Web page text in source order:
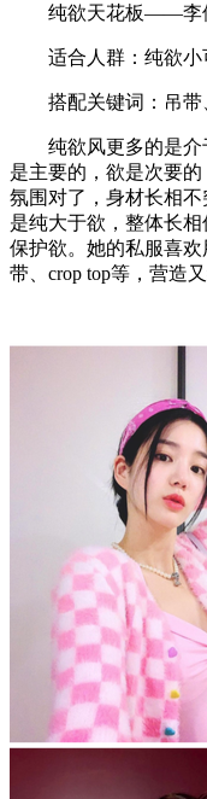
纯欲天花板——李
适合人群：纯欲小
搭配关键词：吊带
纯欲风更多的是介
是主要的，欲是次要
氛围对了，身材长相
是纯大于欲，整体长
保护欲。她的私服喜
带、crop top等，营造